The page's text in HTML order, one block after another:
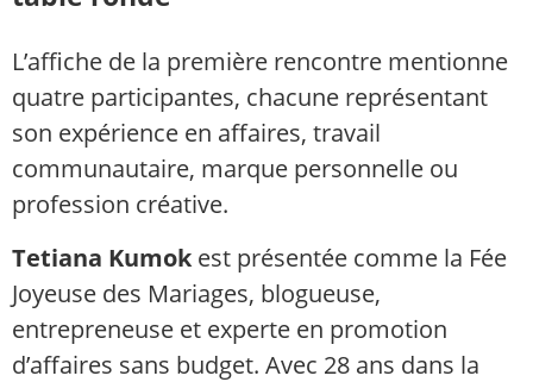
L’affiche de la première rencontre mentionne
quatre participantes, chacune représentant
son expérience en affaires, travail
communautaire, marque personnelle ou
profession créative.
Tetiana Kumok est présentée comme la Fée
Joyeuse des Mariages, blogueuse,
entrepreneuse et experte en promotion
d’affaires sans budget. Avec 28 ans dans la